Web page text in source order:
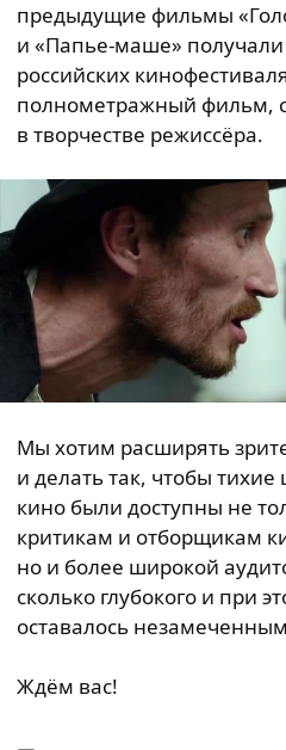
предыдущие фильмы
и «Папье-маше»
российских
полнометражный фильм,
в творчестве режиссёра.
Мы хотим расширять
и делать так, чтобы
кино были доступны не
критикам и отборщикам
но и более широкой
сколько глубокого и при
оставалось
Ждём вас!